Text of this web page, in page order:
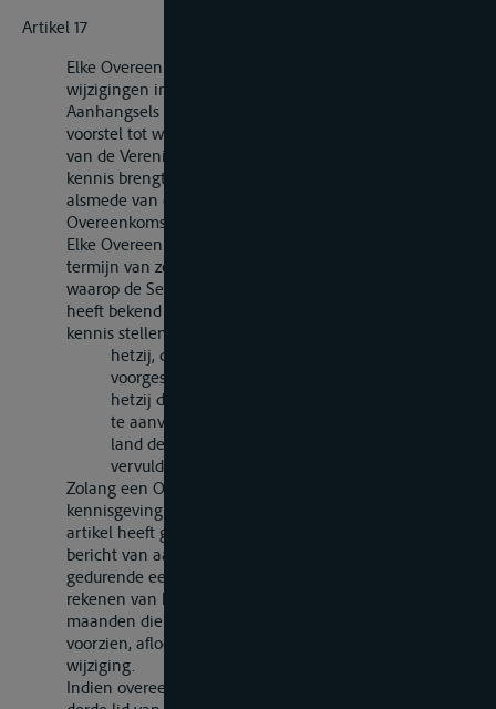
Artikel 17
Elke Overeenkomstsluitende Partij kan een of meer
wijzigingen in de Bijlage bij deze Overeenkomst of in de
Aanhangsels daarvan voorstellen. De tekst van elk
voorstel tot wijziging wordt aan de Secretaris-Generaal
van de Verenigde Naties toegezonden, die deze ter
kennis brengt van alle Overeenkomstsluitende Partijen,
alsmede van de in artikel 10, eerste lid, van deze
Overeenkomst bedoelde landen.
Elke Overeenkomstsluitende Partij kan, binnen een
termijn van zes maanden te rekenen van de datum
waarop de Secretaris-Generaal het voorstel tot wijziging
heeft bekend gemaakt, de Secretaris-Generaal ervan in
kennis stellen
hetzij, dat zij bezwaar maakt tegen de
voorgestelde wijziging;
hetzij dat, hoewel zij voornemens is het voorstel
te aanvaarden, de voorwaarden waaraan in haar
land de aanvaarding is gebonden, nog niet zijn
vervuld.
Zolang een Overeenkomstsluitende Partij, die de
kennisgeving bedoeld in het tweede lid, onder
artikel heeft gedaan, de Secretaris-Generaal nog geen
bericht van aanvaarding heeft gezonden, kan zij
gedurende een termijn van negen maanden, te
rekenen van het tijdstip waarop de termijn van zes
maanden die voor het doen van de kennisgeving is
voorzien, afloopt, bezwaar maken tegen de voorgestelde
wijziging.
Indien overeenkomstig het bepaalde in het tweede en